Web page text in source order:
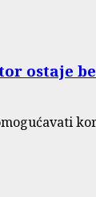
ostaje